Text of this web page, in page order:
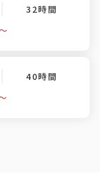
32時間
40時間